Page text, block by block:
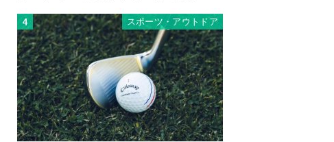
4 スポーツ・アウトドア